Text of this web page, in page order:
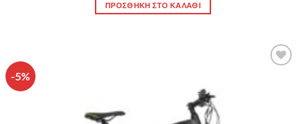
ΠΡΟΣΘΉΚΗ ΣΤΟ ΚΑΛΆΘΙ
-5%